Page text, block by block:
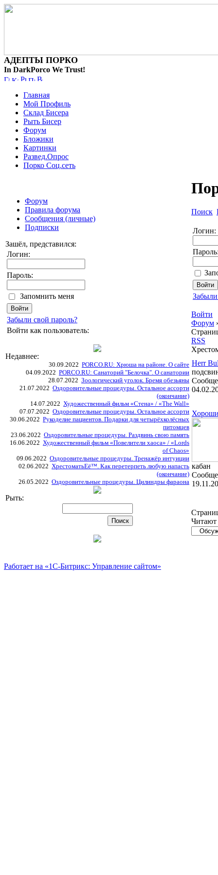
АДЕПТЫ ПОРКО
In DarkPorco We Trust!
Главная
Мой Профиль
Склад Бисера
Рыть Бисер
Форум
Бложики
Картинки
Развед.Опрос
Порко Соц.сеть
Форум
Правила форума
Сообщения (личные)
Подписки
Зашёл, представился:
Логин:
Пароль:
Запомнить меня
Забыли свой пароль?
Войти как пользователь:
Недавнее:
30.09.2022 PORCO.RU: Хрюша на районе. О сайте
04.09.2022 PORCO.RU: Санаторий "Белочка". О санатории
28.07.2022 Зоологический уголок. Бремя обезьяны
21.07.2022 Оздоровительные процедуры. Остальное ассорти
(окончание)
14.07.2022 Художественный фильм «Стена» / «The Wall»
07.07.2022 Оздоровительные процедуры. Остальное ассорти
30.06.2022 Рукоделие пациентов. Подарки для четырёхколёсных
питомцев
23.06.2022 Оздоровительные процедуры. Раздвинь свою память
16.06.2022 Художественный фильм «Повелители хаоса» / «Lords
of Chaos»
09.06.2022 Оздоровительные процедуры. Тренажёр интуиции
02.06.2022 ХрестоматьЕё™. Как перетерпеть любую напасть
(окончание)
26.05.2022 Оздоровительные процедуры. Цилиндры фараона
Рыть:
Поиск
Логин:
Забыли
Войти
Форум
RSS
Herr
кабан
Читают
Работает на «1С-Битрикс: Управление сайтом»